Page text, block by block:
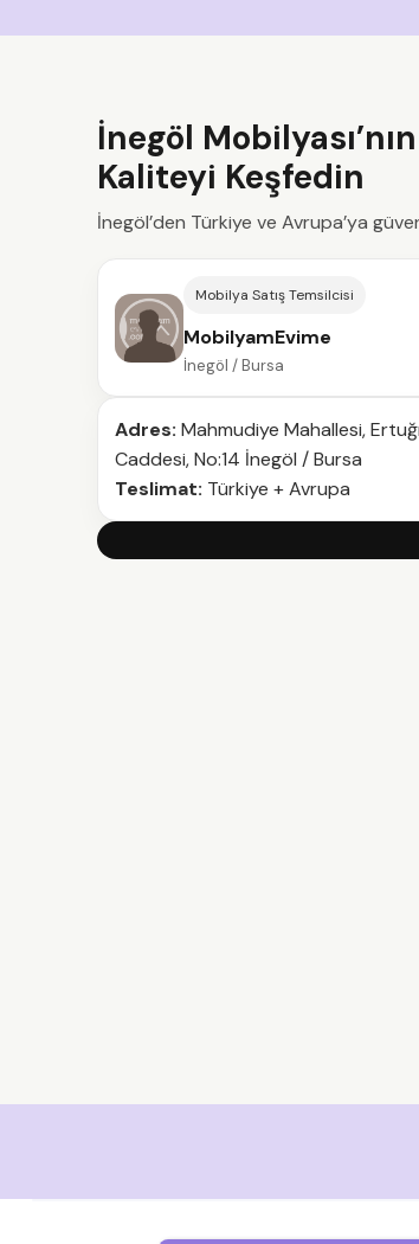
İnegöl
Kaliteyi Keşfedin
İnegöl’den Türkiye ve Avrupa’ya
Mobilya Satış Temsilcisi
MobilyamEvime
İnegöl / Bursa
Adres: Mahmudiye Mahallesi,
Caddesi, No:14 İnegöl / Bursa
Teslimat: Türkiye + Avrupa